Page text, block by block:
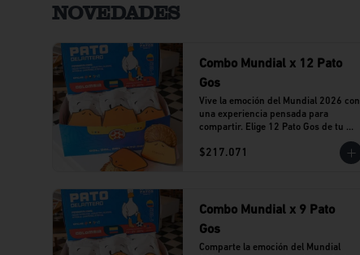
NOVEDADES
Combo Mundial x 12 Pato
Gos
Vive la emoción del Mundial 2026 con
una experiencia pensada para
compartir. Elige 12 Pato Gos de tu
alrededor de una propuesta llena de
$217.071
Combo Mundial x 9 Pato
Gos
Comparte la emoción del Mundial